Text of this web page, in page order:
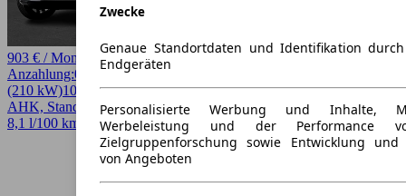
903 € / Monat
Anzahlung:0,00 €Laufzeit:48 Monate
(210 kW)10 km EZ 08/2026AutomatikSUV / Pickup4 Türen
AHK, Standhzg
8,1 l/100 km (komb.)* · 213 g/km CO2* · CO2-Klasse G
Zwecke
Genaue Standortdaten und Identifikation
Endgeräten
Personalisierte Werbung und Inhalte,
Werbeleistung und der Performance
Zielgruppenforschung sowie Entwicklung und
von Angeboten